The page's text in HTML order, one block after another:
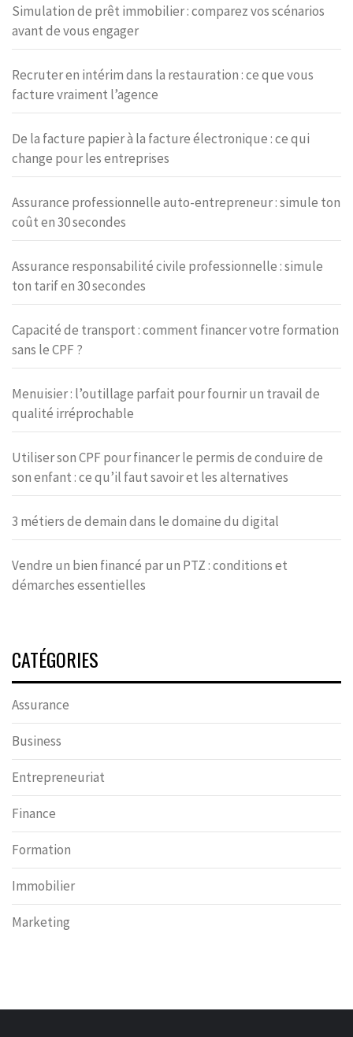
Simulation de prêt immobilier : comparez vos scénarios
avant de vous engager
Recruter en intérim dans la restauration : ce que vous
facture vraiment l’agence
De la facture papier à la facture électronique : ce qui
change pour les entreprises
Assurance professionnelle auto-entrepreneur : simule ton
coût en 30 secondes
Assurance responsabilité civile professionnelle : simule
ton tarif en 30 secondes
Capacité de transport : comment financer votre formation
sans le CPF ?
Menuisier : l’outillage parfait pour fournir un travail de
qualité irréprochable
Utiliser son CPF pour financer le permis de conduire de
son enfant : ce qu’il faut savoir et les alternatives
3 métiers de demain dans le domaine du digital
Vendre un bien financé par un PTZ : conditions et
démarches essentielles
CATÉGORIES
Assurance
Business
Entrepreneuriat
Finance
Formation
Immobilier
Marketing